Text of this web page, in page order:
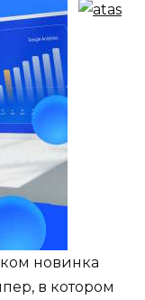
новинка
в котором